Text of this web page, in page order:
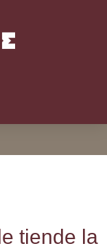
tien­de la